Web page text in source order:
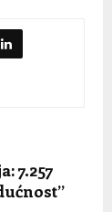
7.257